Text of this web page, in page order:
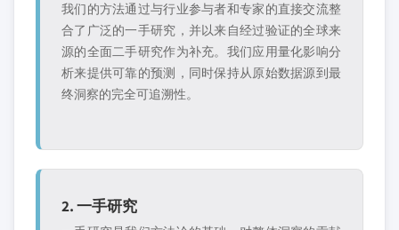
我们的方法通过与行业参与者和专家的直接交流整
合了广泛的一手研究，并以来自经过验证的全球来
源的全面二手研究作为补充。我们应用量化影响分
析来提供可靠的预测，同时保持从原始数据源到最
终洞察的完全可追溯性。
2. 一手研究